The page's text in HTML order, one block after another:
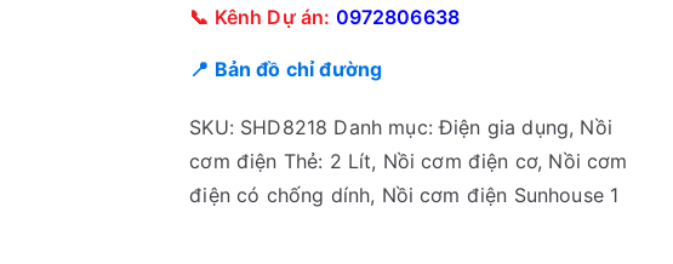
📞 Kênh Dự án: 0972806638
📍 Bản đồ chỉ đường
SKU: SHD8218 Danh mục:Điện gia dụng, Nồi
cơm điện Thẻ: 2 Lít, Nồi cơm điện cơ, Nồi cơm
điện có chống dính, Nồi cơm điện Sunhouse 1